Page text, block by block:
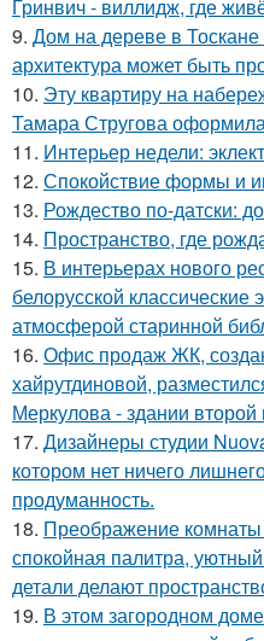
Гринвич - виллидж, где
9. Дом на дереве в Тоскане
архитектура может быть
10. Эту квартиру на
Тамара Стругова
11. Интерьер недели:
12. Спокойствие формы и
13. Рождество по-датски:
14. Пространство, где
15. В интерьерах нового
белорусской
атмосферой старинной
16. Офис продаж ЖК,
хайрутдиновой,
Меркулова - здании
17. Дизайнеры студии
котором нет ничего
продуманность.
18. Преображение
спокойная палитра,
детали делают
19. В этом загородном